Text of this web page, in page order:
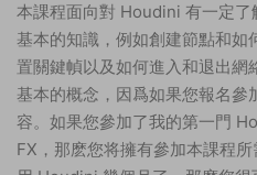
本課程面向對 Houdini 有一定
基本的知識，例如創建節點和如
置關鍵幀以及如何進入和退出網
基本的概念，因爲如果您報名參
容。如果您參加了我的第一門
FX，那麽您将擁有參加本課程